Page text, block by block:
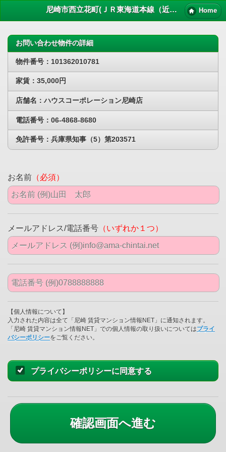
尼崎市西立花町(ＪＲ東海道本線（近畿）立花)賃貸物件｜尼崎 賃貸マンション情報NET Home
お問い合わせ物件の詳細
物件番号：101362010781
家賃：35,000円
店舗名：ハウスコーポレーション尼崎店
電話番号：06-4868-8680
免許番号：兵庫県知事（5）第203571
お名前 （必須）
メールアドレス/電話番号 （いずれか１つ）
【個人情報について】
入力された内容は全て「尼崎 賃貸マンション情報NET」に通知されます。
「尼崎 賃貸マンション情報NET」での個人情報の取り扱いについてはプライ
バシーポリシーをご覧ください。
プライバシーポリシーに同意する
確認画面へ進む